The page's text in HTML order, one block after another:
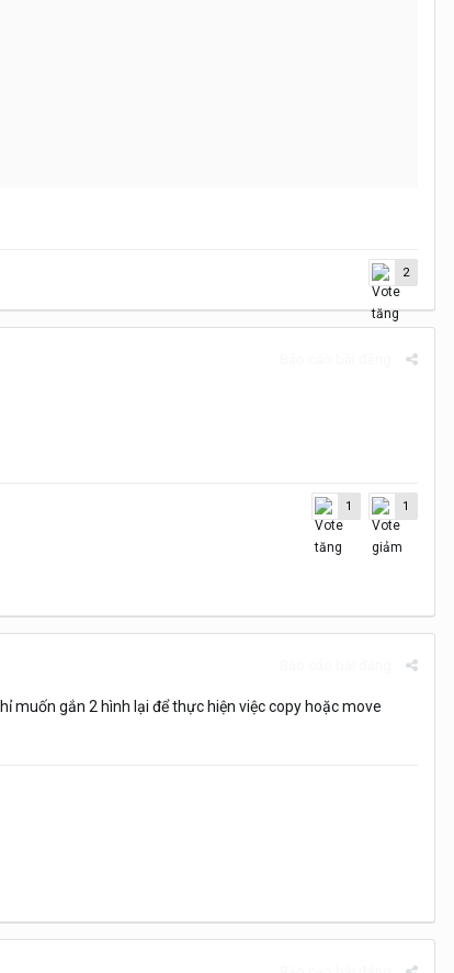
2
1 1
muốn gắn 2 hình lại để thực hiện việc copy hoặc move